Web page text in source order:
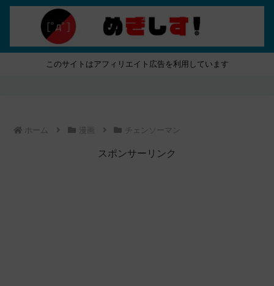
このサイトはアフィリエイト広告を利用しています
ホーム 漫画 チェンソーマン
スポンサーリンク